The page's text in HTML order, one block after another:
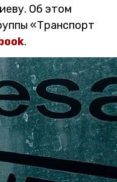
Об этом
«Транспорт
.